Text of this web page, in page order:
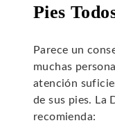
Pies
Parece un
muchas
atención
de sus pies. La
recomienda: